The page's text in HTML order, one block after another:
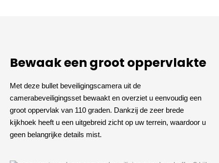
Bewaak een groot oppervlakte
Met deze bullet beveiligingscamera uit de
camerabeveiligingsset bewaakt en overziet u eenvoudig een
groot oppervlak van 110 graden. Dankzij de zeer brede
kijkhoek heeft u een uitgebreid zicht op uw terrein, waardoor u
geen belangrijke details mist.